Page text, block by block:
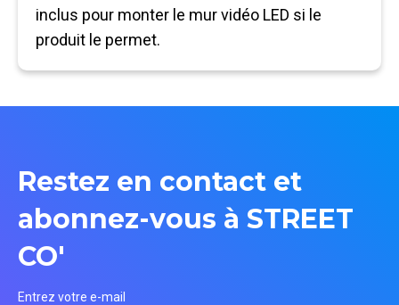
inclus pour monter le mur vidéo LED si le
produit le permet.
Restez en contact et
abonnez-vous à STREET
CO'